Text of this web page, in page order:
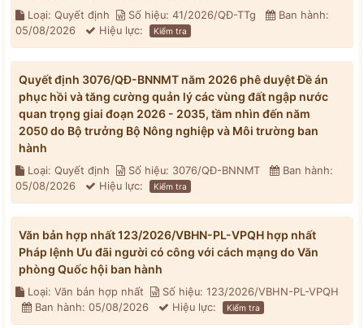
Loại: Quyết định Số hiệu: 41/2026/QĐ-TTg
Ban hành:
05/08/2026
Hiệu lực: Kiểm tra
Quyết định 3076/QĐ-BNNMT năm 2026 phê duyệt Đề án
phục hồi và tăng cường quản lý các vùng đất ngập nước
quan trọng giai đoạn 2026 - 2035, tầm nhìn đến năm
2050 do Bộ trưởng Bộ Nông nghiệp và Môi trường ban
hành
Loại: Quyết định Số hiệu: 3076/QĐ-BNNMT
Ban hành:
05/08/2026
Hiệu lực: Kiểm tra
Văn bản hợp nhất 123/2026/VBHN-PL-VPQH hợp nhất
Pháp lệnh Ưu đãi người có công với cách mạng do Văn
phòng Quốc hội ban hành
Loại: Văn bản hợp nhất
Số hiệu: 123/2026/VBHN-PL-VPQH
Ban hành: 05/08/2026
Hiệu lực: Kiểm tra